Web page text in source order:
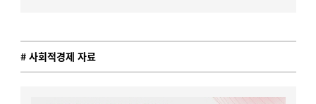
# 사회적경제 자료